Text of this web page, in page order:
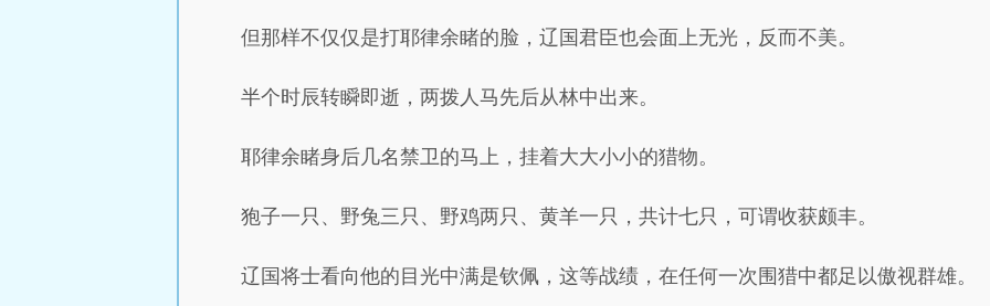
但那样不仅仅是打耶律余睹的脸，辽国君臣也会面上无光，反而不美。
半个时辰转瞬即逝，两拨人马先后从林中出来。
耶律余睹身后几名禁卫的马上，挂着大大小小的猎物。
狍子一只、野兔三只、野鸡两只、黄羊一只，共计七只，可谓收获颇丰。
辽国将士看向他的目光中满是钦佩，这等战绩，在任何一次围猎中都足以傲视群雄。